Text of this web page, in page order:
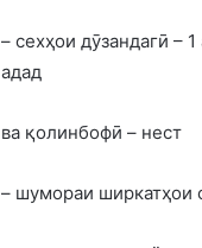
– сехҳои дӯзандагӣ –
адад
ва қолинбофӣ – нест
– шумораи ширкатҳои